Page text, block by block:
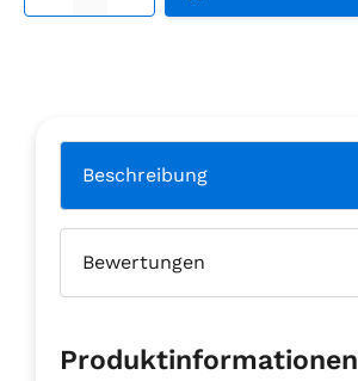
Beschreibung
Bewertungen
Produktinformationen